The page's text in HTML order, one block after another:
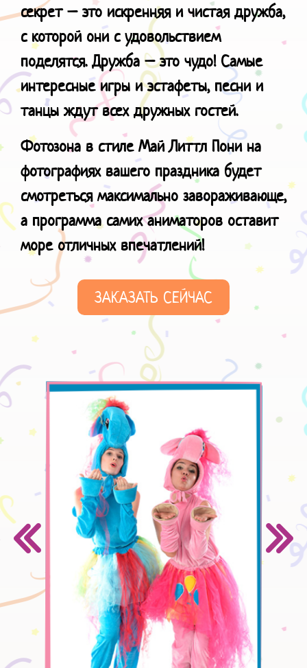
секрет – это искренняя и чистая дружба,
с которой они с удовольствием
поделятся. Дружба – это чудо! Самые
интересные игры и эстафеты, песни и
танцы ждут всех дружных гостей.
Фотозона в стиле Май Литтл Пони на
фотографиях вашего праздника будет
смотреться максимально завораживающе,
а программа самих аниматоров оставит
море отличных впечатлений!
ЗАКАЗАТЬ СЕЙЧАС